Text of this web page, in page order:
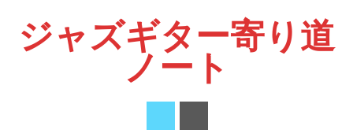
ジャズギター寄り道
ノート